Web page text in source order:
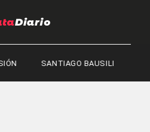
SANTIAGO BAUSILI